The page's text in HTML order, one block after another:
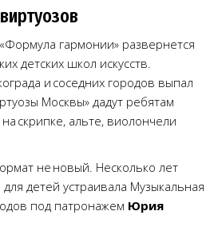
гармонии» развернется
детских школ искусств.
и соседних городов выпал
Москвы» дадут ребятам
скрипке, альте, виолончели
не новый. Несколько лет
детей устраивала Музыкальная
под патронажем Юрия